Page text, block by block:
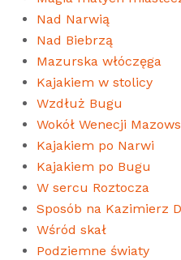
Nad Narwią
Nad Biebrzą
Mazurska włóczęga
Kajakiem w stolicy
Wzdłuż Bugu
Wokół Wenecji
Kajakiem po Narwi
Kajakiem po Bugu
W sercu Roztocza
Sposób na Kazimierz
Wśród skał
Podziemne światy